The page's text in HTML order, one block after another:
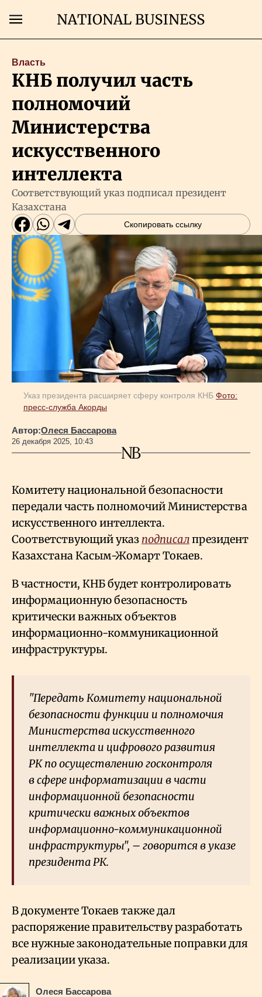
Главная
Экономика
Бизнес
Рынки
Технологии
Власть
Геополитика
Исследования
Люди
Life & Arts
О нас
Власть
КНБ получил часть
полномочий
Министерства
искусственного
интеллекта
Соответствующий указ подписал президент
Казахстана
Скопировать ссылку
Указ президента расширяет сферу контроля КНБ Фото:
пресс-служба Акорды
Автор:Олеся Бассарова
26 декабря 2025, 10:43
Комитету национальной безопасности
передали часть полномочий Министерства
искусственного интеллекта.
Соответствующий указ подписалпрезидент
Казахстана Касым-Жомарт Токаев.
В частности, КНБ будет контролировать
информационную безопасность
критически важных объектов
информационно-коммуникационной
инфраструктуры.
"Передать Комитету национальной
безопасности функции и полномочия
Министерства искусственного
интеллекта и цифрового развития
РК по осуществлению госконтроля
в сфере информатизации в части
информационной безопасности
критически важных объектов
информационно-коммуникационной
инфраструктуры", – говорится в указе
президента РК.
В документе Токаев также дал
распоряжение правительству разработать
все нужные законодательные поправки для
реализации указа.
Олеся Бассарова